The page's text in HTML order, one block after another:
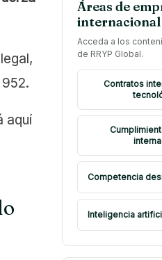
aquí
Áreas de
internacional
Acceda a los
de RRYP Global.
Contratos
Competencia
Inteligencia